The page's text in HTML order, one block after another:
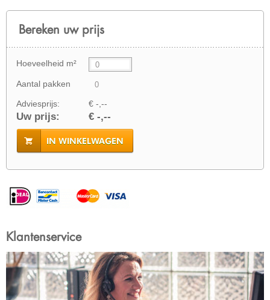
Bereken uw prijs
Hoeveelheid m²
Aantal pakken
Adviesprijs: € -,--
Uw prijs: € -,--
IN WINKELWAGEN
Klantenservice